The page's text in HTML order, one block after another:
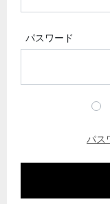
パスワード
パス